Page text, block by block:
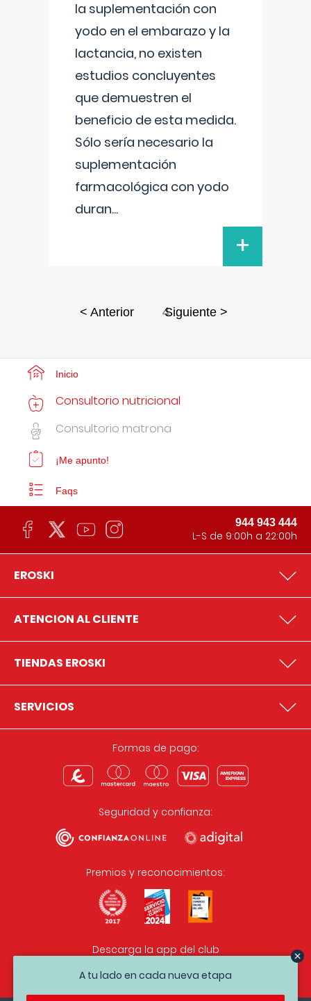
la suplementación con
yodo en el embarazo y la
lactancia, no existen
estudios concluyentes
que demuestren el
beneficio de esta medida.
Sólo sería necesario la
suplementación
farmacológica con yodo
duran...
+
< Anterior 4
Siguiente >
A tu lado en cada nueva etapa
Inicio
Consultorio nutricional
Consultorio matrona
¡Me apunto!
Faqs
944 943 444
L-S de 9:00h a 22:00h
EROSKI
ATENCION AL CLIENTE
TIENDAS EROSKI
SERVICIOS
Formas de pago:
Seguridad y confianza:
Premios y reconocimientos:
Descarga la app del club